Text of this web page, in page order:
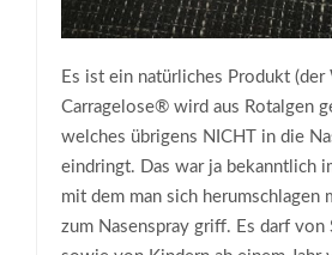
Es ist ein natürliches Produkt
Carragelose® wird aus Rotalgen
welches übrigens NICHT in die
eindringt. Das war ja bekanntlich
mit dem man sich herumschlagen
zum Nasenspray griff. Es darf von